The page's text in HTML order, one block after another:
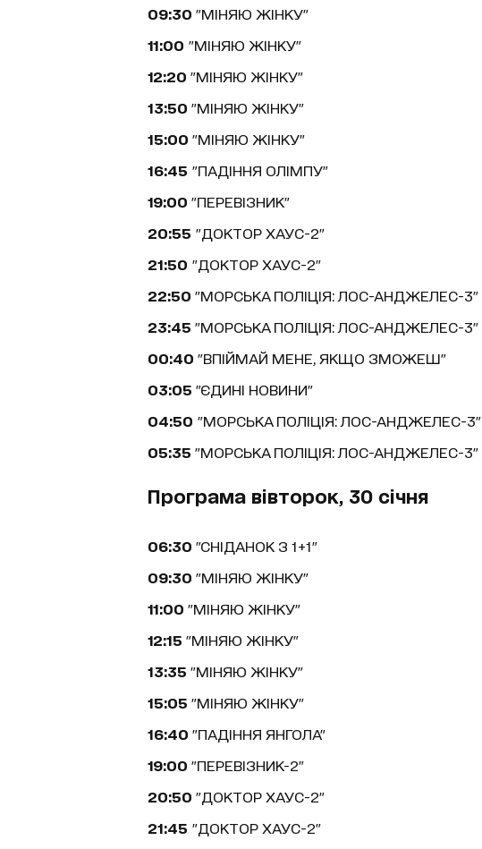
09:30 "МІНЯЮ ЖІНКУ"
11:00 "МІНЯЮ ЖІНКУ"
12:20 "МІНЯЮ ЖІНКУ"
13:50 "МІНЯЮ ЖІНКУ"
15:00 "МІНЯЮ ЖІНКУ"
16:45 "ПАДІННЯ ОЛІМПУ"
19:00 "ПЕРЕВІЗНИК"
20:55 "ДОКТОР ХАУС-2"
21:50 "ДОКТОР ХАУС-2"
22:50 "МОРСЬКА ПОЛІЦІЯ: ЛОС-АНДЖЕЛЕС-3"
23:45 "МОРСЬКА ПОЛІЦІЯ: ЛОС-АНДЖЕЛЕС-3"
00:40 "ВПІЙМАЙ МЕНЕ, ЯКЩО ЗМОЖЕШ"
03:05 "ЄДИНІ НОВИНИ"
04:50 "МОРСЬКА ПОЛІЦІЯ: ЛОС-АНДЖЕЛЕС-3"
05:35 "МОРСЬКА ПОЛІЦІЯ: ЛОС-АНДЖЕЛЕС-3"
Програма вівторок, 30 січня
06:30 "СНІДАНОК З 1+1"
09:30 "МІНЯЮ ЖІНКУ"
11:00 "МІНЯЮ ЖІНКУ"
12:15 "МІНЯЮ ЖІНКУ"
13:35 "МІНЯЮ ЖІНКУ"
15:05 "МІНЯЮ ЖІНКУ"
16:40 "ПАДІННЯ ЯНГОЛА"
19:00 "ПЕРЕВІЗНИК-2"
20:50 "ДОКТОР ХАУС-2"
21:45 "ДОКТОР ХАУС-2"